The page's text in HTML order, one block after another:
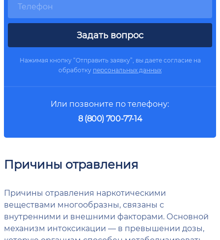
Задать вопрос
Нажимая кнопку “Отправить заявку”, вы даете согласие на
обработку персональных данных
Или позвоните по телефону:
8 (800) 700-77-14
Причины отравления
Причины отравления наркотическими
веществами многообразны, связаны с
внутренними и внешними факторами. Основной
механизм интоксикации — в превышении дозы,